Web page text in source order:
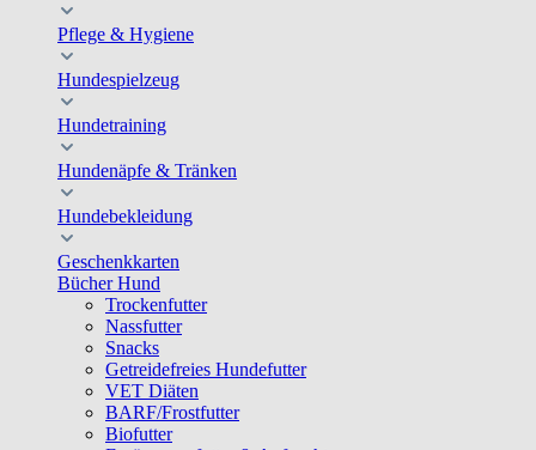
Pflege & Hygiene
Hundespielzeug
Hundetraining
Hundenäpfe & Tränken
Hundebekleidung
Geschenkkarten
Bücher Hund
Trockenfutter
Nassfutter
Snacks
Getreidefreies Hundefutter
VET Diäten
BARF/Frostfutter
Biofutter